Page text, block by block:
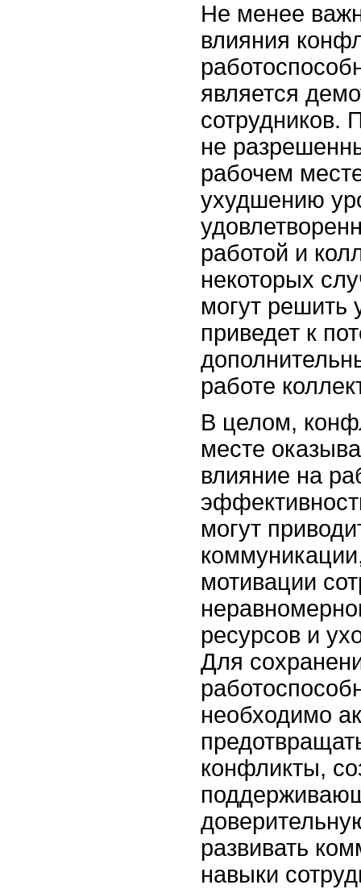
Не менее
влияния
является
сотрудников.
не
рабочем
ухудшению
работой и
некоторых
могут решить
приведет к
работе
В целом,
месте
влияние на
могут
мотивации
ресурсов и
Для
необходимо
конфликты,
развивать
навыки